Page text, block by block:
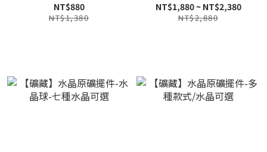
NT$880
NT$1,380
NT$1,880 ~ NT$2,380
NT$2,880